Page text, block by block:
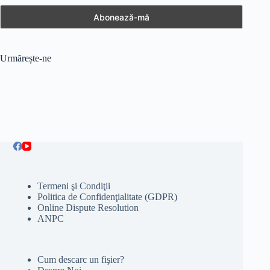
Urmărește-ne
Termeni şi Condiţii
Politica de Confidenţialitate (GDPR)
Online Dispute Resolution
ANPC
Cum descarc un fişier?